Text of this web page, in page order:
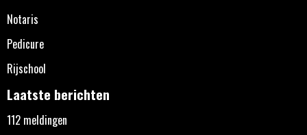
Notaris
Pedicure
Rijschool
Laatste berichten
112 meldingen